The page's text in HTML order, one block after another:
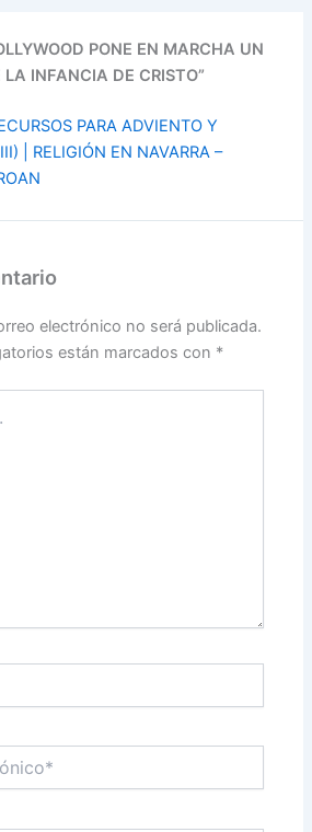
PONE EN MARCHA UN
LA INFANCIA DE CRISTO”
PARA ADVIENTO Y
| RELIGIÓN EN NAVARRA –
electrónico no será publicada.
están marcados con *